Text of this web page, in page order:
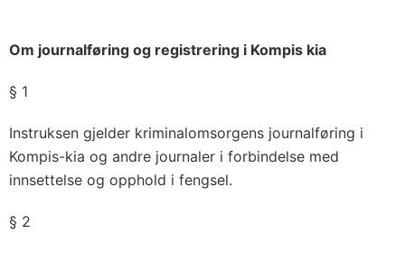
Om journalføring og registrering i Kompis kia
§ 1
Instruksen gjelder kriminalomsorgens journalføring i
Kompis-kia og andre journaler i forbindelse med
innsettelse og opphold i fengsel.
§ 2